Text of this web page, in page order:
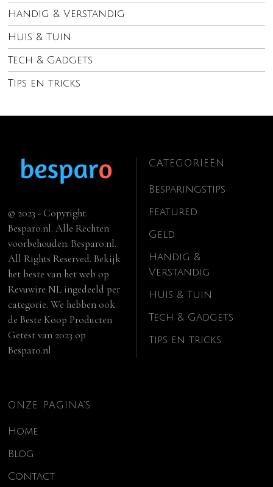
Handig & Verstandig
Huis & Tuin
Tech & Gadgets
Tips en tricks
© 2023 - Copyright.
Besparo.nl. Alle Rechten
voorbehouden. Besparo.nl.
All Rights Reserved. Bekijk
het beste van het web op
Revuwire NL ingedeeld per
categorie. We hebben ook
deBeste Koop Producten
Getest van 2023 op
Besparo.nl
CATEGORIEËN
Besparingstips
Featured
Geld
Handig &
Verstandig
Huis & Tuin
Tech & Gadgets
Tips en tricks
ONZE PAGINA’S
Home
Blog
Contact